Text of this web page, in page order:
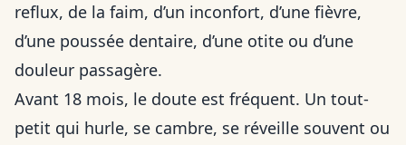
reflux, de la faim, d’un inconfort, d’une fièvre,
d’une poussée dentaire, d’une otite ou d’une
douleur passagère.
Avant 18 mois, le doute est fréquent. Un tout-
petit qui hurle, se cambre, se réveille souvent ou